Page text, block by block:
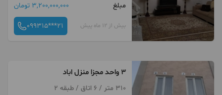
مبلغ
3,200,000,000 تومان
بیش از 12 ماه پیش 099315***21
۳ واحد مجزا منزل اباد
310 متر / 6 اتاق / طبقه 2